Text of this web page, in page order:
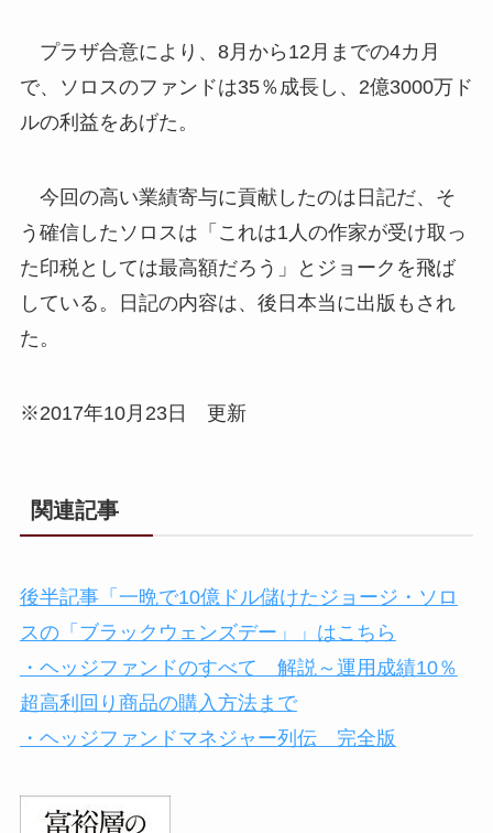
プラザ合意により、8月から12月までの4カ月
で、ソロスのファンドは35％成長し、2億3000万ド
ルの利益をあげた。
今回の高い業績寄与に貢献したのは日記だ、そ
う確信したソロスは「これは1人の作家が受け取っ
た印税としては最高額だろう」とジョークを飛ば
している。日記の内容は、後日本当に出版もされ
た。
※2017年10月23日 更新
関連記事
後半記事「一晩で10億ドル儲けたジョージ・ソロ
スの「ブラックウェンズデー」」はこちら
・ヘッジファンドのすべて 解説～運用成績10％
超高利回り商品の購入方法まで
・ヘッジファンドマネジャー列伝 完全版